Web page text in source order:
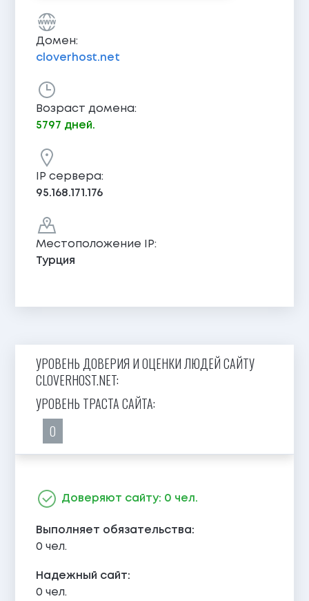
Домен:
cloverhost.net
Возраст домена:
5797 дней.
IP сервера:
95.168.171.176
Местоположение IP:
Турция
УРОВЕНЬ ДОВЕРИЯ И ОЦЕНКИ ЛЮДЕЙ САЙТУ
CLOVERHOST.NET:
УРОВЕНЬ ТРАСТА САЙТА:
0
Доверяют сайту: 0 чел.
Выполняет обязательства:
0 чел.
Надежный сайт:
0 чел.